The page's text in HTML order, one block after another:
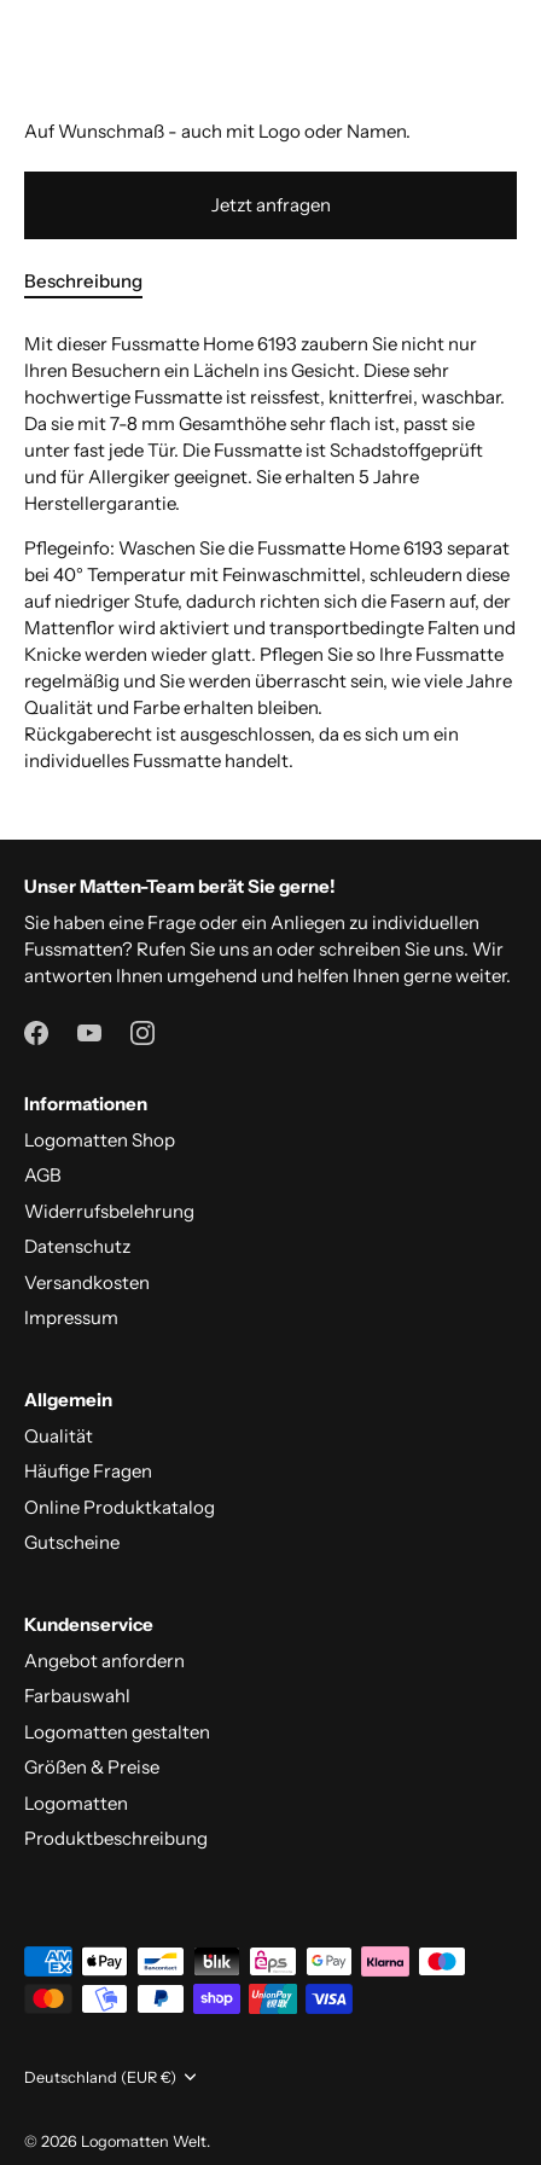
Auf Wunschmaß - auch mit Logo oder Namen.
Jetzt anfragen
Beschreibung
Mit dieser Fussmatte Home 6193 zaubern Sie nicht nur
Ihren Besuchern ein Lächeln ins Gesicht. Diese sehr
hochwertige Fussmatte ist reissfest, knitterfrei, waschbar.
Da sie mit 7-8 mm Gesamthöhe sehr flach ist, passt sie
unter fast jede Tür. Die Fussmatte ist Schadstoffgeprüft
und für Allergiker geeignet. Sie erhalten 5 Jahre
Herstellergarantie.
Pflegeinfo: Waschen Sie die Fussmatte Home 6193 separat
bei 40° Temperatur mit Feinwaschmittel, schleudern diese
auf niedriger Stufe, dadurch richten sich die Fasern auf, der
Mattenflor wird aktiviert und transportbedingte Falten und
Knicke werden wieder glatt. Pflegen Sie so Ihre Fussmatte
regelmäßig und Sie werden überrascht sein, wie viele Jahre
Qualität und Farbe erhalten bleiben.
Rückgaberecht ist ausgeschlossen, da es sich um ein
individuelles Fussmatte handelt.
Unser Matten-Team berät Sie gerne!
Sie haben eine Frage oder ein Anliegen zu individuellen
Fussmatten? Rufen Sie uns an oder schreiben Sie uns. Wir
antworten Ihnen umgehend und helfen Ihnen gerne weiter.
Informationen
Logomatten Shop
AGB
Widerrufsbelehrung
Datenschutz
Versandkosten
Impressum
Allgemein
Qualität
Häufige Fragen
Online Produktkatalog
Gutscheine
Kundenservice
Angebot anfordern
Farbauswahl
Logomatten gestalten
Größen & Preise
Logomatten
Produktbeschreibung
Währung
Deutschland (EUR €)
© 2026 Logomatten Welt.